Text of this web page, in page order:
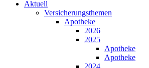
Aktuell
Versicherungsthemen
Apotheke
2026
2025
Apotheke
Apotheke
2024